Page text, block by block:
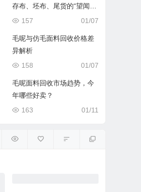
存布、坯布、尾货的“望闻问
切”与价值密码
01/07
157
毛呢与仿毛面料回收价格差
异解析
01/07
158
毛呢面料回收市场趋势，今
年哪些好卖？
01/11
163